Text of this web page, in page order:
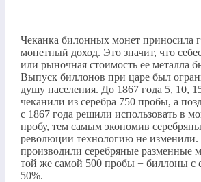
Чеканка билонных монет приносила
монетный доход. Это значит, что
или рыночная стоимость ее металла
Выпуск биллонов при царе был
душу населения. До 1867 года 5, 10,
чеканили из серебра 750 пробы, а
с 1867 года решили использовать в
пробу, тем самым экономив
революции технологию не
производили серебряные разменные
той же самой 500 пробы − биллоны с
50%.